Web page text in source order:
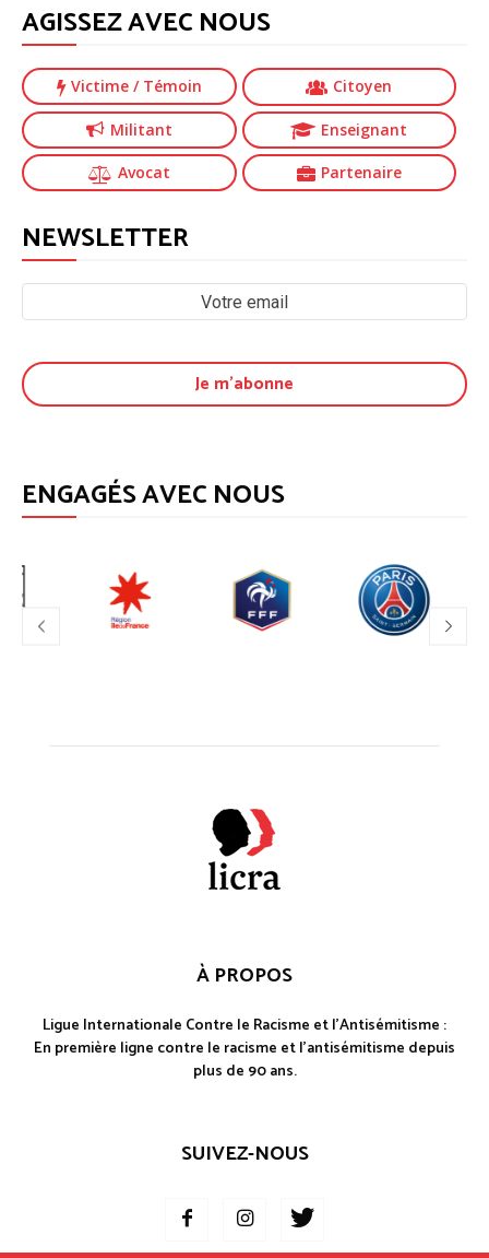
AGISSEZ AVEC NOUS
Victime / Témoin Citoyen
Militant Enseignant
Avocat Partenaire
NEWSLETTER
ENGAGÉS AVEC NOUS
À PROPOS
Ligue Internationale Contre le Racisme et l'Antisémitisme :
En première ligne contre le racisme et l'antisémitisme depuis
plus de 90 ans.
SUIVEZ-NOUS